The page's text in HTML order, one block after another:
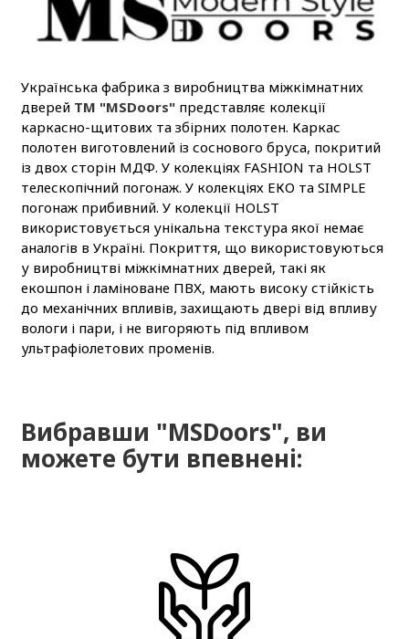
Українська фабрика з виробництва міжкімнатних
дверей ТМ "MSDoors"представляє колекції
каркасно-щитових та збірних полотен. Каркас
полотен виготовлений із соснового бруса, покритий
із двох сторін МДФ. У колекціях FASHION та HOLST
телескопічний погонаж. У колекціях ЕКО та SIMPLE
погонаж прибивний. У колекції HOLST
використовується унікальна текстура якої немає
аналогів в Україні. Покриття, що використовуються
у виробництві міжкімнатних дверей, такі як
екошпон і ламіноване ПВХ, мають високу стійкість
до механічних впливів, захищають двері від впливу
вологи і пари, і не вигоряють під впливом
ультрафіолетових променів.
Вибравши "MSDoors", ви
можете бути впевнені: